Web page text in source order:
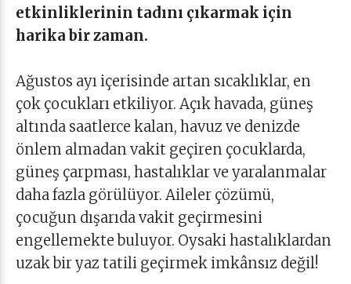
etkinliklerinin tadını çıkarmak için
harika bir zaman.
Ağustos ayı içerisinde artan sıcaklıklar, en
çok çocukları etkiliyor. Açık havada, güneş
altında saatlerce kalan, havuz ve denizde
önlem almadan vakit geçiren çocuklarda,
güneş çarpması, hastalıklar ve yaralanmalar
daha fazla görülüyor. Aileler çözümü,
çocuğun dışarıda vakit geçirmesini
engellemekte buluyor. Oysaki hastalıklardan
uzak bir yaz tatili geçirmek imkânsız değil!